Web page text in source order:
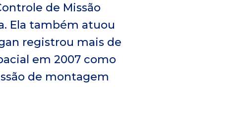
de Missão
Ela também atuou
registrou mais de
em 2007 como
de montagem